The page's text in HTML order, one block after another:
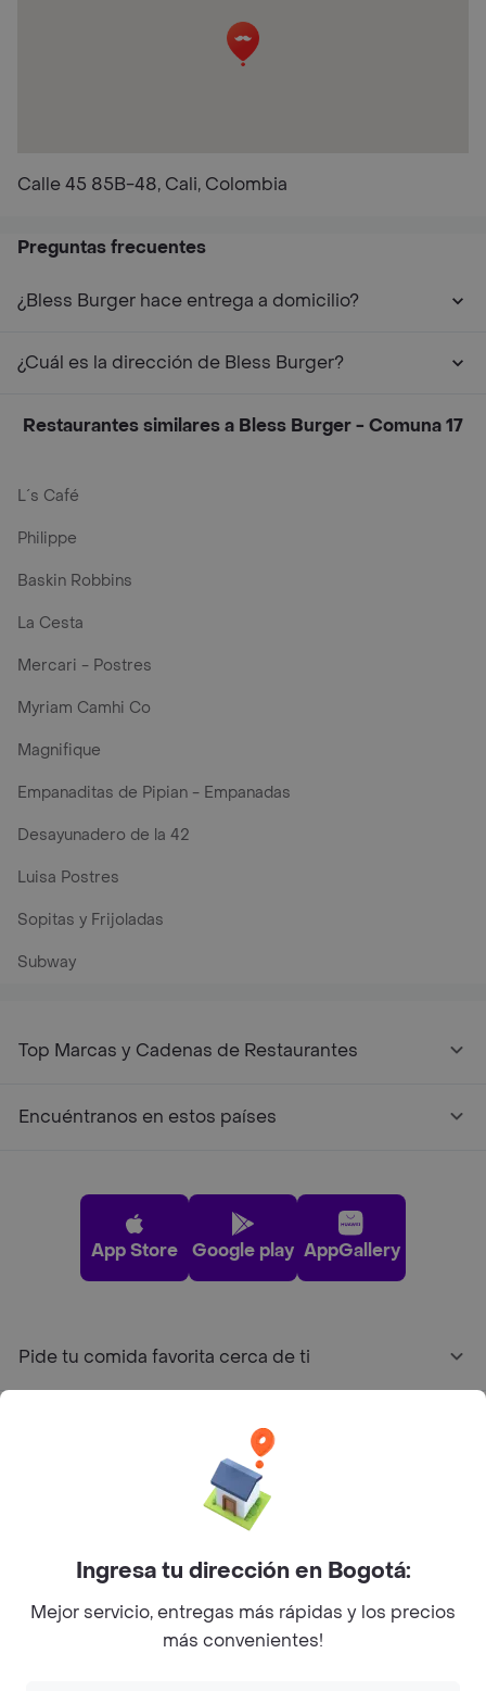
Calle 45 85B-48, Cali, Colombia
Preguntas frecuentes
¿Bless Burger hace entrega a domicilio?
¿Cuál es la dirección de Bless Burger?
Restaurantes similares a Bless Burger - Comuna 17
L´s Café
Philippe
Baskin Robbins
La Cesta
Mercari - Postres
Myriam Camhi Co
Magnifique
Empanaditas de Pipian - Empanadas
Desayunadero de la 42
Luisa Postres
Sopitas y Frijoladas
Subway
Top Marcas y Cadenas de Restaurantes
Encuéntranos en estos países
App Store Google play AppGallery
Pide tu comida favorita cerca de ti
Facebook
Twitter
Instagram
Ingresa tu dirección en Bogotá:
Mejor servicio, entregas más rápidas y los precios
más convenientes!